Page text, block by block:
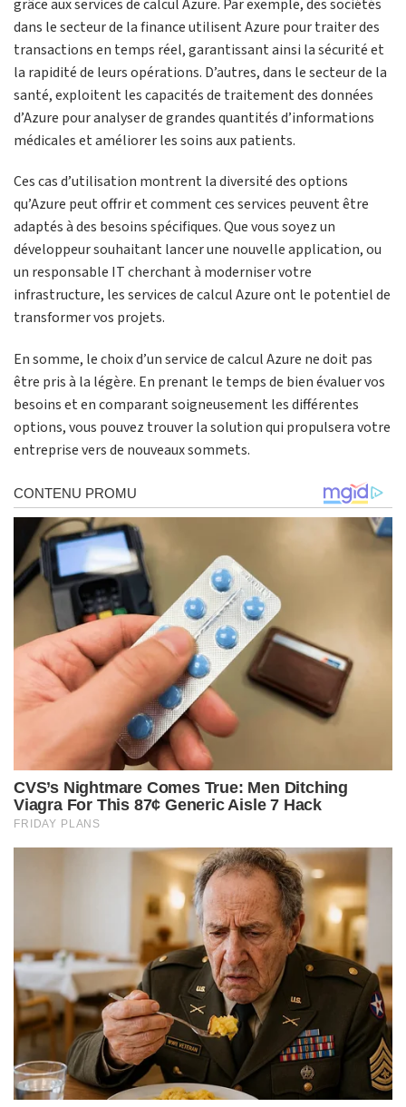
grâce aux services de calcul Azure. Par exemple, des sociétés
dans le secteur de la finance utilisent Azure pour traiter des
transactions en temps réel, garantissant ainsi la sécurité et
la rapidité de leurs opérations. D’autres, dans le secteur de la
santé, exploitent les capacités de traitement des données
d’Azure pour analyser de grandes quantités d’informations
médicales et améliorer les soins aux patients.
Ces cas d’utilisation montrent la diversité des options
qu’Azure peut offrir et comment ces services peuvent être
adaptés à des besoins spécifiques. Que vous soyez un
développeur souhaitant lancer une nouvelle application, ou
un responsable IT cherchant à moderniser votre
infrastructure, les services de calcul Azure ont le potentiel de
transformer vos projets.
En somme, le choix d’un service de calcul Azure ne doit pas
être pris à la légère. En prenant le temps de bien évaluer vos
besoins et en comparant soigneusement les différentes
options, vous pouvez trouver la solution qui propulsera votre
entreprise vers de nouveaux sommets.